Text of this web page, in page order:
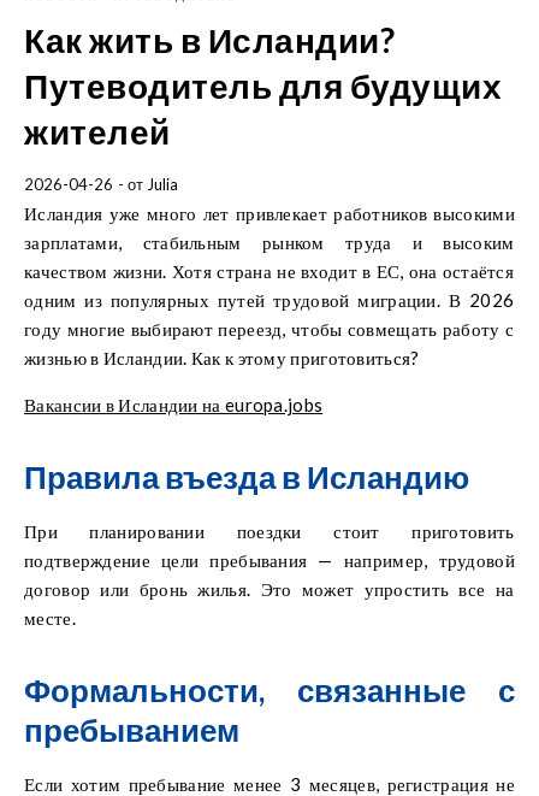
Как жить в Исландии?
Путеводитель для будущих
жителей
2026-04-26 - от Julia
Исландия уже много лет привлекает работников высокими
зарплатами, стабильным рынком труда и высоким
качеством жизни. Хотя страна не входит в ЕС, она остаётся
одним из популярных путей трудовой миграции. В 2026
году многие выбирают переезд, чтобы совмещать работу с
жизнью в Исландии. Как к этому приготовиться?
Вакансии в Исландии на europa.jobs
Правила въезда в Исландию
При планировании поездки стоит приготовить
подтверждение цели пребывания — например, трудовой
договор или бронь жилья. Это может упростить все на
месте.
Формальности, связанные с
пребыванием
Если хотим пребывание менее 3 месяцев, регистрация не